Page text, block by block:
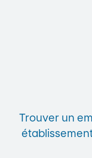
Trouver un